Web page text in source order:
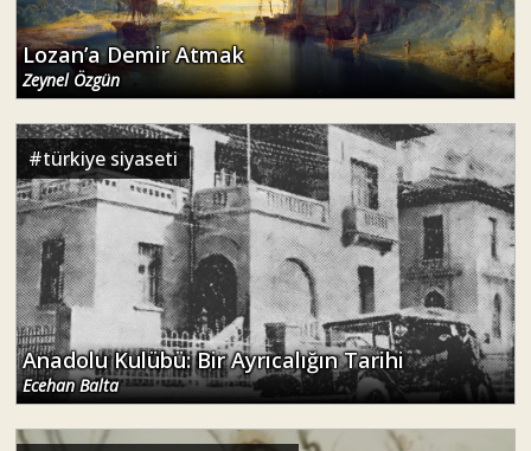
Lozan’a Demir Atmak
Zeynel Özgün
#türkiye siyaseti
Anadolu Kulübü: Bir Ayrıcalığın Tarihi
Ecehan Balta